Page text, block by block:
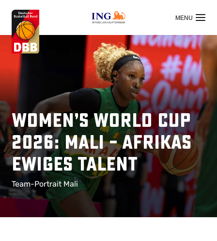
OFFIZIELLER HAUPTSPONSOR
Women’s World Cup
2026: Mali – Afrikas
ewiges Talent
Team-Portrait Mali